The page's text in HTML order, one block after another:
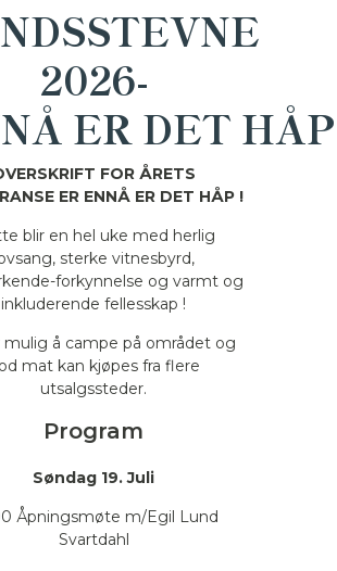
2026-
ER DET
FOR ÅRETS
ER ENNÅ ER DET HÅP !
blir en hel uke med herlig
sterke vitnesbyrd,
forkynnelse og varmt og
inkluderende fellesskap !
mulig å campe på området og
mat kan kjøpes fra flere
utsalgssteder.
Program
Søndag 19. Juli
Åpningsmøte m/Egil Lund
Svartdahl